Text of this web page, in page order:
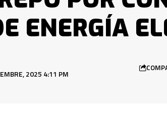
ENERGÍA
2025 4:11 PM